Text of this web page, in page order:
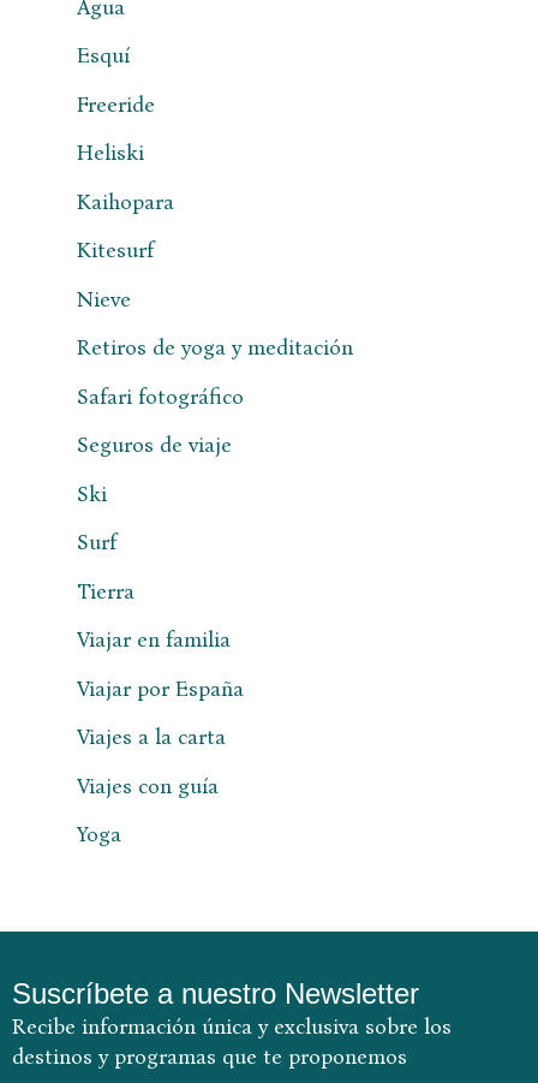
Agua
Esquí
Freeride
Heliski
Kaihopara
Kitesurf
Nieve
Retiros de yoga y meditación
Safari fotográfico
Seguros de viaje
Ski
Surf
Tierra
Viajar en familia
Viajar por España
Viajes a la carta
Viajes con guía
Yoga
Suscríbete a nuestro Newsletter
Recibe información única y exclusiva sobre los
destinos yprogramas que te proponemos